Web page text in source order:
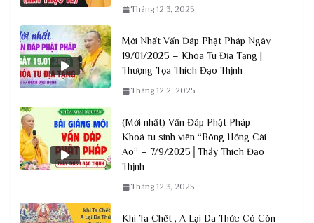
Tháng 12 3, 2025
Mới Nhất Vấn Đáp Phật Pháp Ngày
19/01/2025 – Khóa Tu Địa Tạng |
Thượng Tọa Thích Đạo Thịnh
Tháng 12 2, 2025
(Mới nhất) Vấn Đáp Phật Pháp –
Khoá tu sinh viên “Bông Hồng Cài
Áo” – 7/9/2025│Thầy Thích Đạo
Thịnh
Tháng 12 3, 2025
Khi Ta Chết , A Lại Da Thức Có Còn